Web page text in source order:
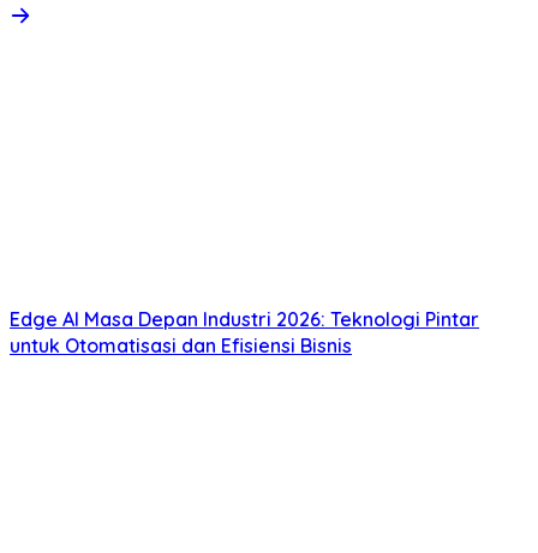
Edge AI Masa Depan Industri 2026: Teknologi Pintar
untuk Otomatisasi dan Efisiensi Bisnis